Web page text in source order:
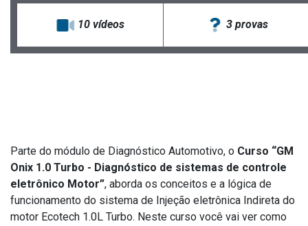
10 vídeos 3 provas
Parte do módulo de Diagnóstico Automotivo, o Curso “GM
Onix 1.0 Turbo - Diagnóstico de sistemas de controle
eletrônico Motor”, aborda os conceitos e a lógica de
funcionamento do sistema de Injeção eletrônica Indireta do
motor Ecotech 1.0L Turbo. Neste curso você vai ver como